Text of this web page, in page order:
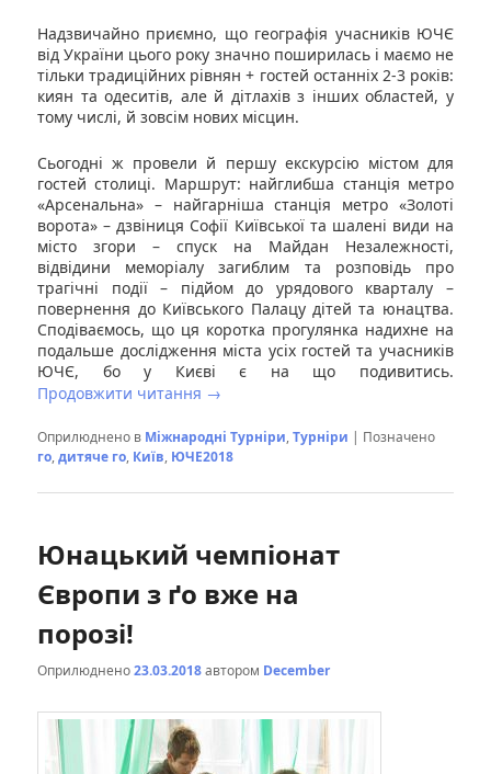
Надзвичайно приємно, що географія учасників ЮЧЄ
від України цього року значно поширилась і маємо не
тільки традиційних рівнян + гостей останніх 2-3 років:
киян та одеситів, але й дітлахів з інших областей, у
тому числі, й зовсім нових місцин.
Сьогодні ж провели й першу екскурсію містом для
гостей столиці. Маршрут: найглибша станція метро
«Арсенальна» – найгарніша станція метро «Золоті
ворота» – дзвіниця Софії Київської та шалені види на
місто згори – спуск на Майдан Незалежності,
відвідини меморіалу загиблим та розповідь про
трагічні події – підйом до урядового кварталу –
повернення до Київського Палацу дітей та юнацтва.
Сподіваємось, що ця коротка прогулянка надихне на
подальше дослідження міста усіх гостей та учасників
ЮЧЄ, бо у Києві є на що подивитись.
Продовжити читання →
Оприлюднено в Міжнародні Турніри,Турніри | Позначено
го,дитяче го, Київ, ЮЧЕ2018
Юнацький чемпіонат
Європи з ґо вже на
порозі!
Оприлюднено23.03.2018автором December